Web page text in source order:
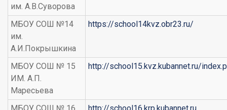
им. А.В.Суворова
МБОУ СОШ №14
им.
А.И.Покрышкина
https://school14kvz.obr23.ru/
МБОУ СОШ № 15
ИМ. А.П.
Маресьева
http://school15.kvz.kubannet.ru/